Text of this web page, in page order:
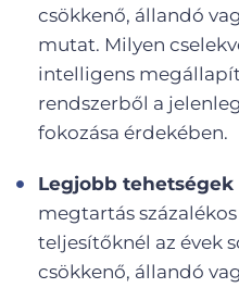
csökkenő, állandó
mutat. Milyen
intelligens
rendszerből a
fokozása érdekében.
Legjobb tehetségek
megtartás
teljesítőknél az évek
csökkenő, állandó